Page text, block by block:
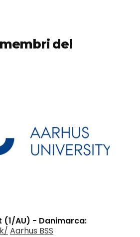
del
(1/AU) - Danimarca:
Aarhus BSS